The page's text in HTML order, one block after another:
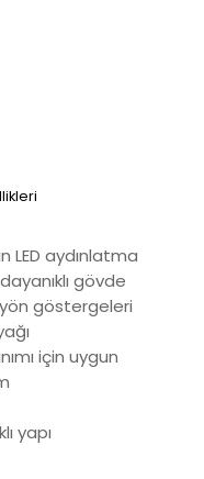
LED aydınlatma
gövde
göstergeleri
için uygun
yapı